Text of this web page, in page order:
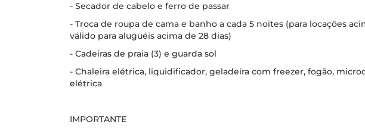
- Secador de cabelo e ferro de passar
- Troca de roupa de cama e banho a cada 5 noites (para locações
válido para aluguéis acima de 28 dias)
- Cadeiras de praia (3) e guarda sol
- Chaleira elétrica, liquidificador, geladeira com freezer, fogão,
elétrica
IMPORTANTE